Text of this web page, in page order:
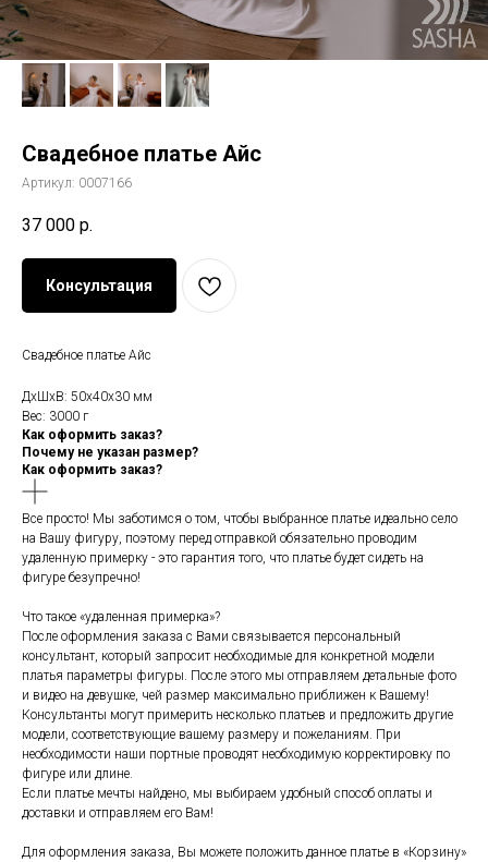
Свадебное платье Айс
Артикул: 0007166
37 000 р.
Консультация
Свадебное платье Айс
ДxШxВ: 50x40x30 мм
Вес: 3000 г
Как оформить заказ?
Почему не указан размер?
Как оформить заказ?
Все просто! Мы заботимся о том, чтобы выбранное платье идеально село
на Вашу фигуру, поэтому перед отправкой обязательно проводим
удаленную примерку - это гарантия того, что платье будет сидеть на
фигуре безупречно!
Что такое «удаленная примерка»?
После оформления заказа с Вами связывается персональный
консультант, который запросит необходимые для конкретной модели
платья параметры фигуры. После этого мы отправляем детальные фото
и видео на девушке, чей размер максимально приближен к Вашему!
Консультанты могут примерить несколько платьев и предложить другие
модели, соответствующие вашему размеру и пожеланиям. При
необходимости наши портные проводят необходимую корректировку по
фигуре или длине.
Если платье мечты найдено, мы выбираем удобный способ оплаты и
доставки и отправляем его Вам!
Для оформления заказа, Вы можете положить данное платье в «Корзину»